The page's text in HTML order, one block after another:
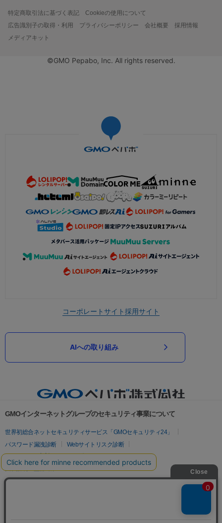
特定商取引法に基づく表記
Cookieの使用について
広告識別子の取得・利用
プライバシーポリシー 会社概要
採用情報
メディアキット
©GMO Pepabo, Inc. All rights reserved.
コーポレートサイト採用サイト
AIへの取り組み
GMOインターネットグループのセキュリティ事業について
世界初総合ネットセキュリティサービス「GMOセキュリティ24」
パスワード漏洩診断
Webサイトリスク診断
セキュリティ相談AIチャットボット
実在証明・盗聴対策
サイバー攻撃対策（GMOサイバーセキュリティ byイエラエ）